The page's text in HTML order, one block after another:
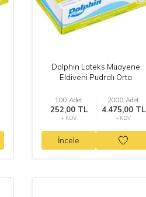
Dolphin Lateks Muayene
Eldiveni Pudralı Orta
100 Adet
252,00 TL
+ KDV
2000 Adet
4.475,00 TL
+ KDV
İncele